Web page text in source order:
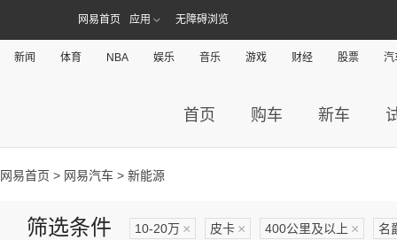
网易首页 应用 无障碍浏览
新闻 体育 NBA 娱乐 音乐 游戏 财经 股票 汽
首页 购车 新车
网易首页 > 网易汽车 > 新能源
筛选条件 10-20万 × 皮卡 × 400公里及以上 × 名